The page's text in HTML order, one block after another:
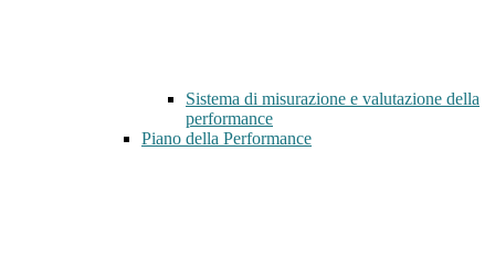
Sistema di misurazione e valutazione della
performance
Piano della Performance